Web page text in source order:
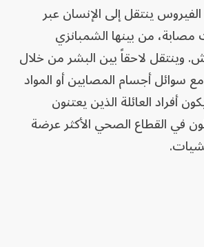
الفيروس ينتقل إلى الإنسان عبر
مصابة، من بينها الشمبانزي
وينتقل لاحقاً بين البشر من خلال
سوائل أجسام المصابين أو المواد
أفراد العائلة الذين يعتنون
في القطاع الصحي الأكثر عرضة